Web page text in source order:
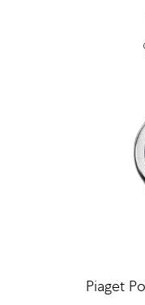
Piaget